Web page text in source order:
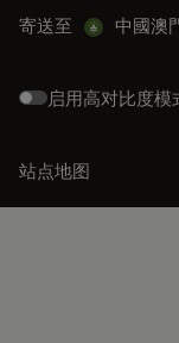
寄送至 中國澳
启用高对比度模
站点地图